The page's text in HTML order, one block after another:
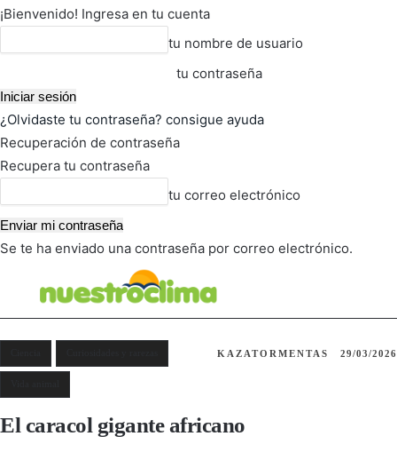
¡Bienvenido! Ingresa en tu cuenta
tu nombre de usuario
tu contraseña
¿Olvidaste tu contraseña? consigue ayuda
Recuperación de contraseña
Recupera tu contraseña
tu correo electrónico
Se te ha enviado una contraseña por correo electrónico.
KAZATORMENTAS 29/03/2026
El caracol gigante africano